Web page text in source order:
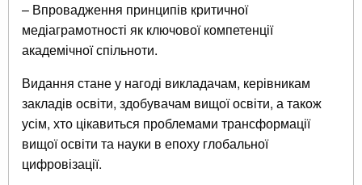
– Впровадження принципів критичної
медіаграмотності як ключової компетенції
академічної спільноти.
Видання стане у нагоді викладачам, керівникам
закладів освіти, здобувачам вищої освіти, а також
усім, хто цікавиться проблемами трансформації
вищої освіти та науки в епоху глобальної
цифровізації.